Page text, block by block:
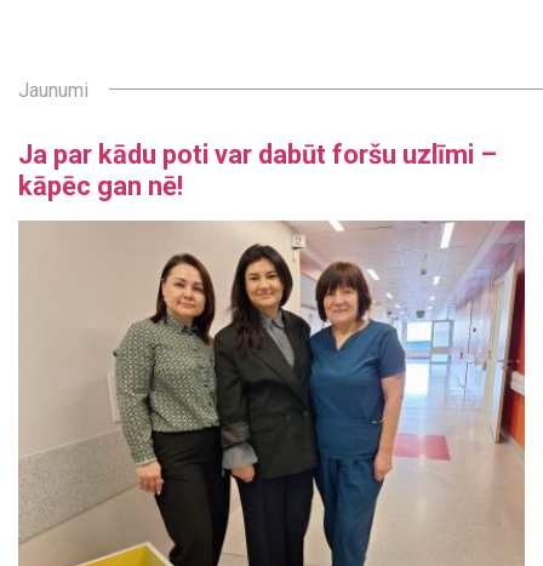
Jaunumi
Ja par kādu poti var dabūt foršu uzlīmi –
kāpēc gan nē!